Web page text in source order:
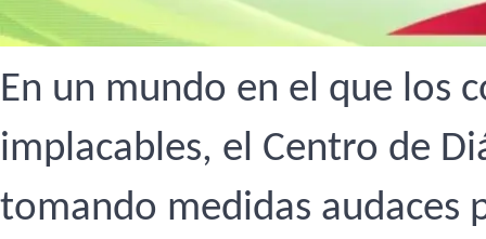
En un mundo en el que los
implacables, el Centro de
tomando medidas audaces